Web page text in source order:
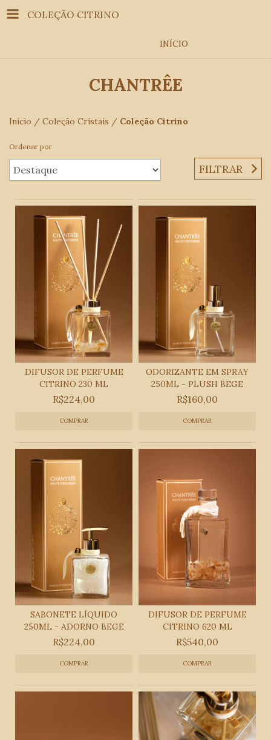
COLEÇÃO CITRINO
INÍCIO
CHANTRÊE
Início / Coleção Cristais / Coleção Citrino
Ordenar por
FILTRAR
DIFUSOR DE PERFUME
CITRINO 230 ML
R$224,00
COMPRAR
ODORIZANTE EM SPRAY
250ML - PLUSH BEGE
R$160,00
COMPRAR
SABONETE LÍQUIDO
250ML - ADORNO BEGE
R$224,00
COMPRAR
DIFUSOR DE PERFUME
CITRINO 620 ML
R$540,00
COMPRAR